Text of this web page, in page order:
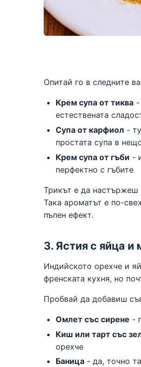
Опитай го в следните
Крем супа от тиква -
естествената
Супа от карфиол -
простата супа в
Крем супа от гъби -
перфектно с гъбите
Трикът е да настържеш
Така ароматът е по-
пълен ефект.
3. Ястия с яйца и
Индийското орехче и
френската кухня, но
Пробвай да добавиш
Омлет със сирене -
Киш или тарт със
орехче
Баница - да, точно